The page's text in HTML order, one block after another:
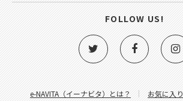
e-NAVITA（イーナビタ）とは？ お気に入り
FOLLOW US!